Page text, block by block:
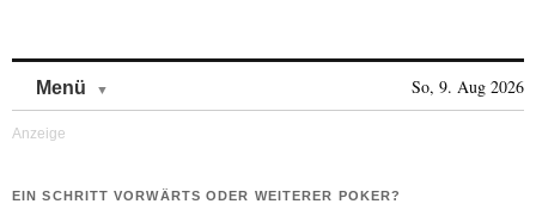
Menü So, 9. Aug 2026
EIN SCHRITT VORWÄRTS ODER WEITERER POKER?